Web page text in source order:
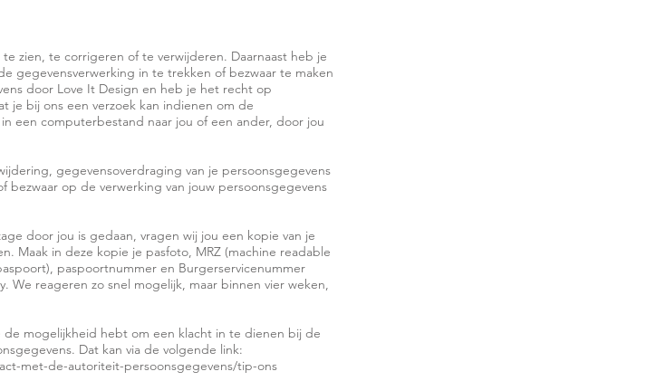
zien, te corrigeren of te verwijderen. Daarnaast heb je
gegevensverwerking in te trekken of bezwaar te maken
door Love It Design en heb je het recht op
je bij ons een verzoek kan indienen om de
een computerbestand naar jou of een ander, door jou
gegevensoverdraging van je persoonsgegevens
op de verwerking van jouw persoonsgegevens
door jou is gedaan, vragen wij jou een kopie van je
Maak in deze kopie je pasfoto, MRZ (machine readable
paspoortnummer en Burgerservicenummer
We reageren zo snel mogelijk, maar binnen vier weken,
de mogelijkheid hebt om een klacht in te dienen bij de
Dat kan via de volgende link:
met-de-autoriteit-persoonsgegevens/tip-ons